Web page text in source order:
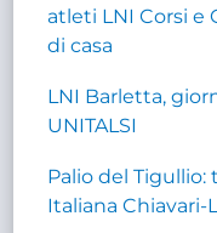
atleti LNI Corsi e
di casa
LNI Barletta,
UNITALSI
Palio del Tigullio:
Italiana Chiavari-